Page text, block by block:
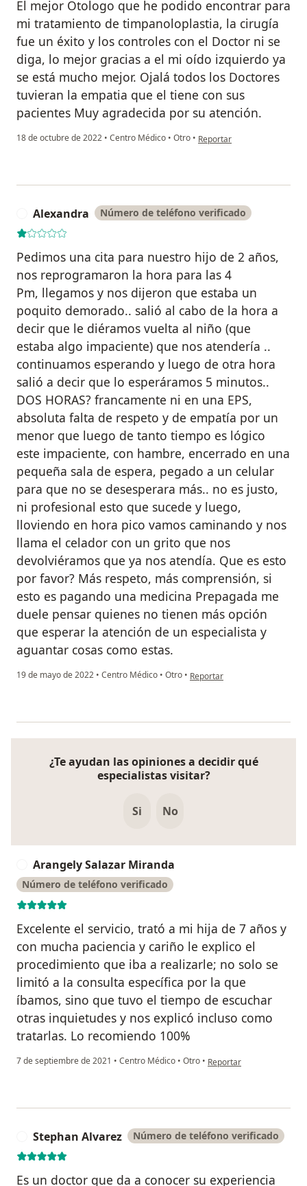
El mejor Otologo que he podido encontrar para
mi tratamiento de timpanoloplastia, la cirugía
fue un éxito y los controles con el Doctor ni se
diga, lo mejor gracias a el mi oído izquierdo ya
se está mucho mejor. Ojalá todos los Doctores
tuvieran la empatia que el tiene con sus
pacientes Muy agradecida por su atención.
18 de octubre de 2022 • Centro Médico • Otro • en opinión del usuario
Reportar
Alexandra Número de teléfono verificado
Pedimos una cita para nuestro hijo de 2 años,
nos reprogramaron la hora para las 4
Pm, llegamos y nos dijeron que estaba un
poquito demorado.. salió al cabo de la hora a
decir que le diéramos vuelta al niño (que
estaba algo impaciente) que nos atendería ..
continuamos esperando y luego de otra hora
salió a decir que lo esperáramos 5 minutos..
DOS HORAS? francamente ni en una EPS,
absoluta falta de respeto y de empatía por un
menor que luego de tanto tiempo es lógico
este impaciente, con hambre, encerrado en una
pequeña sala de espera, pegado a un celular
para que no se desesperara más.. no es justo,
ni profesional esto que sucede y luego,
lloviendo en hora pico vamos caminando y nos
llama el celador con un grito que nos
devolviéramos que ya nos atendía. Que es esto
por favor? Más respeto, más comprensión, si
esto es pagando una medicina Prepagada me
duele pensar quienes no tienen más opción
que esperar la atención de un especialista y
aguantar cosas como estas.
19 de mayo de 2022 • Centro Médico • Otro • en opinión del usuario
Reportar
¿Te ayudan las opiniones a decidir qué
especialistas visitar?
Si No
Arangely Salazar Miranda
Número de teléfono verificado
Excelente el servicio, trató a mi hija de 7 años y
con mucha paciencia y cariño le explico el
procedimiento que iba a realizarle; no solo se
limitó a la consulta específica por la que
íbamos, sino que tuvo el tiempo de escuchar
otras inquietudes y nos explicó incluso como
tratarlas. Lo recomiendo 100%
7 de septiembre de 2021 • Centro Médico • Otro • en opinión del usuario
Reportar
Stephan Alvarez Número de teléfono verificado
Es un doctor que da a conocer su experiencia